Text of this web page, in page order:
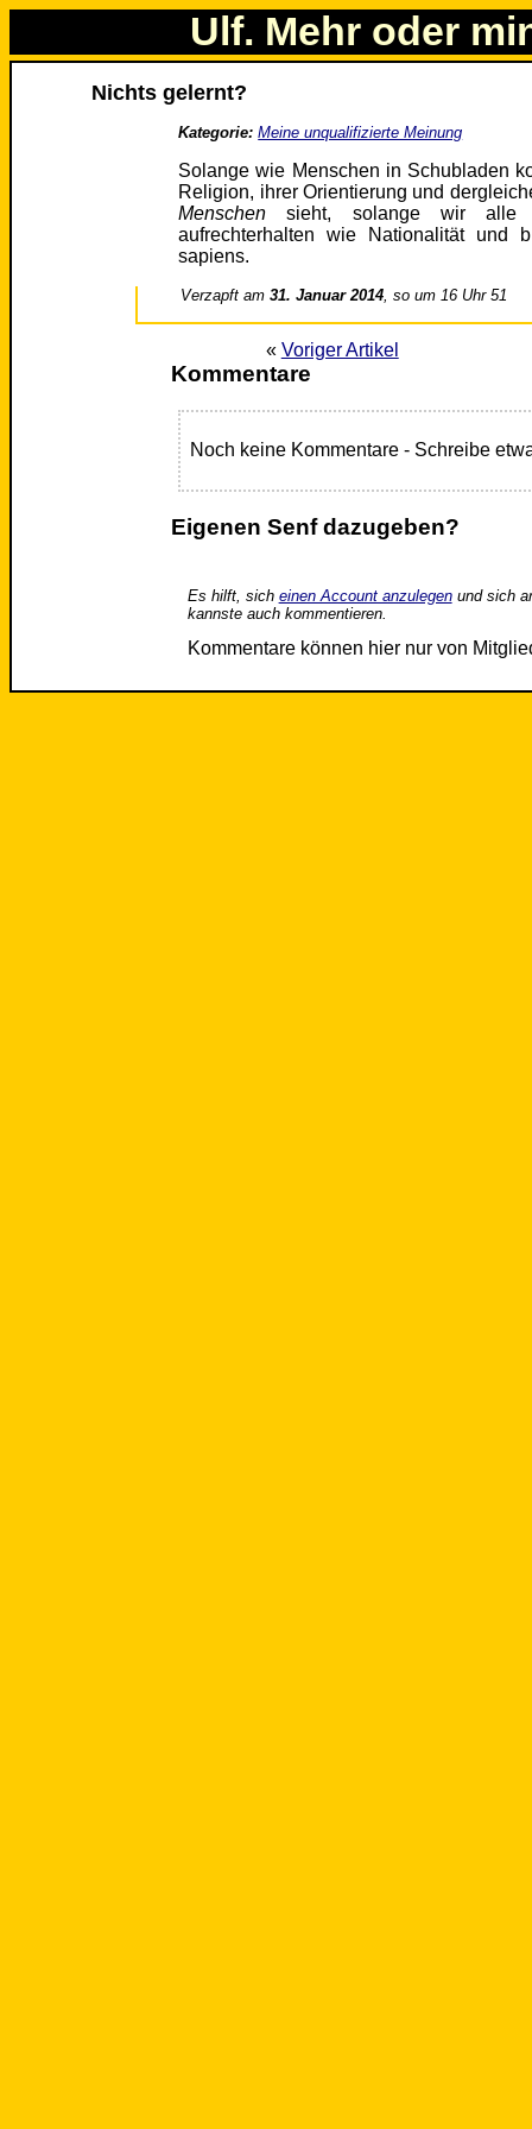
Ulf. Mehr oder
Nichts gelernt?
Kategorie: Meine unqualifizierte Meinung
Solange wie Menschen in Schubladen
Religion, ihrer Orientierung und
Menschen sieht, solange wir alle
aufrechterhalten wie Nationalität und
sapiens.
Verzapft am31. Januar 2014, so um 16 Uhr 51
« Voriger Artikel
Kommentare
Noch keine Kommentare - Schreibe
Eigenen Senf dazugeben?
Es hilft, sich einen Account anzulegenund sich
kannste auch kommentieren.
Kommentare können hier nur von